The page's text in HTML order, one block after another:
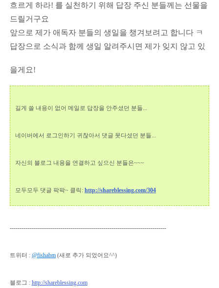
흐르게 하라! 를 실천하기 위해 답장 주신 분들께는 선물을
드릴거구요
앞으로 제가 애독자 분들의 생일을 챙겨보려고 합니다 ㅋ
답장으로 소식과 함께 생일 알려주시면 제가 잊지 않고 있
을게요!
길게 쓸 내용이 없어 메일로 답장을 안주셨던 분들...
네이버에서 로그인하기 귀찮아서 댓글 못다셨던 분들...
자신의 블로그 내용을 연결하고 싶으신 분들은~~~
모두모두 댓글 팍팍~ 클릭: http://shareblessing.com/304
--------------------------------------------------------------------------------
트위터 : @fishabm (새로 추가 되었어요^^)
블로그 : http://shareblessing.com